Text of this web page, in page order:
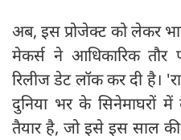
अब, इस प्रोजेक्ट को लेकर
मेकर्स ने आधिकारिक तौर
रिलीज डेट लॉक कर दी है।
दुनिया भर के सिनेमाघरों
तैयार है, जो इसे इस साल की